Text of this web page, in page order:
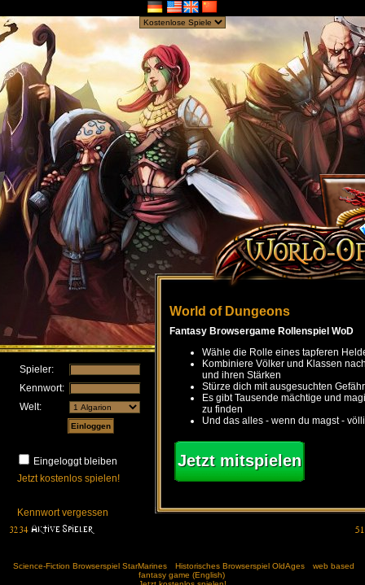
Spieler:
Kennwort:
Welt:
Eingeloggt bleiben
Jetzt kostenlos spielen!
Kennwort vergessen
World of Dungeons
Fantasy Browsergame Rollenspiel WoD
Wähle die Rolle eines tapferen
Kombiniere Völker und Klassen
und ihren Stärken
Stürze dich mit ausgesuchten
Es gibt Tausende mächtige und
zu finden
Und das alles - wenn du magst -
Jetzt mitspielen
Science-Fiction Browserspiel StarMarines Historisches Browserspiel OldAges
web based
fantasy game (English)